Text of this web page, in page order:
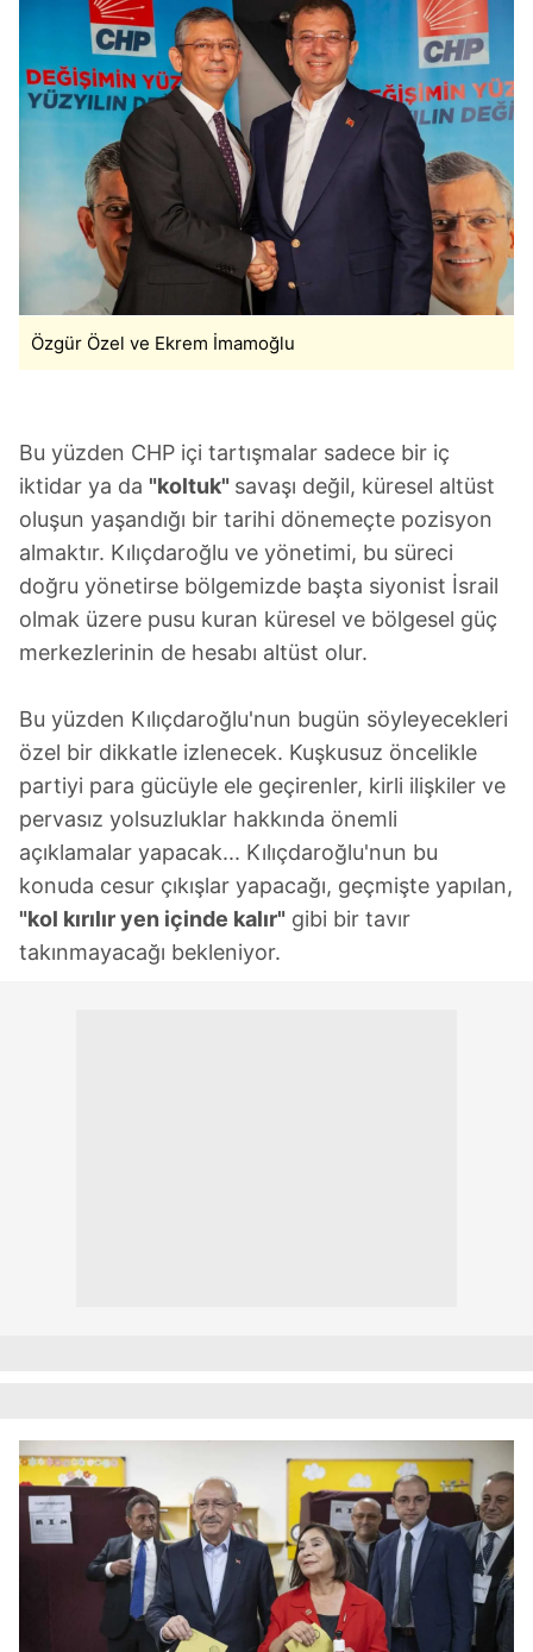
Özgür Özel ve Ekrem İmamoğlu
Bu yüzden CHP içi tartışmalar sadece bir iç
iktidar ya da "koltuk" savaşı değil, küresel altüst
oluşun yaşandığı bir tarihi dönemeçte pozisyon
almaktır. Kılıçdaroğlu ve yönetimi, bu süreci
doğru yönetirse bölgemizde başta siyonist İsrail
olmak üzere pusu kuran küresel ve bölgesel güç
merkezlerinin de hesabı altüst olur.
Bu yüzden Kılıçdaroğlu'nun bugün söyleyecekleri
özel bir dikkatle izlenecek. Kuşkusuz öncelikle
partiyi para gücüyle ele geçirenler, kirli ilişkiler ve
pervasız yolsuzluklar hakkında önemli
açıklamalar yapacak... Kılıçdaroğlu'nun bu
konuda cesur çıkışlar yapacağı, geçmişte yapılan,
"kol kırılır yen içinde kalır" gibi bir tavır
takınmayacağı bekleniyor.